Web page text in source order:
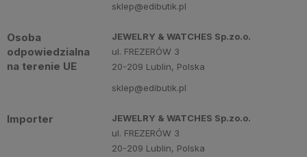
sklep@edibutik.pl
Osoba
odpowiedzialna
na terenie UE
JEWELRY & WATCHES Sp.zo.o.
ul. FREZERÓW 3
20-209 Lublin, Polska
sklep@edibutik.pl
Importer
JEWELRY & WATCHES Sp.zo.o.
ul. FREZERÓW 3
20-209 Lublin, Polska